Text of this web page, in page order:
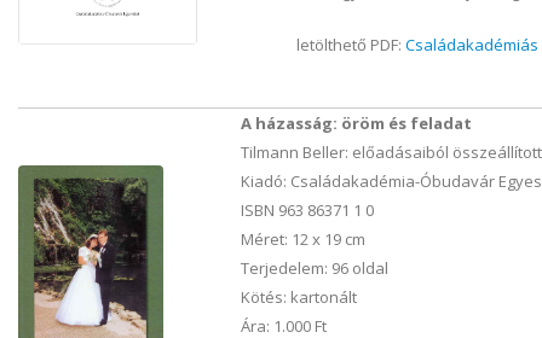
letölthető PDF:
A házasság: öröm és feladat
Tilmann Beller: előadásaiból
Kiadó: Családakadémia-Óbudavár
ISBN 963 86371 1 0
Méret: 12 x 19 cm
Terjedelem: 96 oldal
Kötés: kartonált
Ára: 1.000 Ft